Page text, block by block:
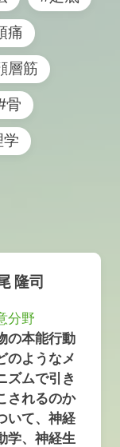
痛
層筋
骨
学
隆司
分野
の本能行動
のようなメ
ズムで引き
されるのか
いて、神経
学、神経生